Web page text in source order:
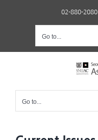
02-880-2080
Go to...
Go to...